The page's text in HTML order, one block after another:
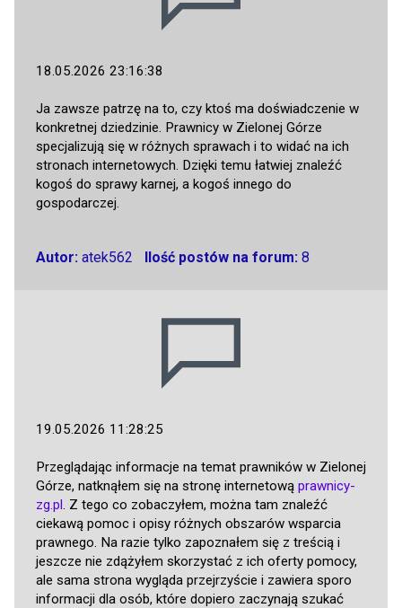
18.05.2026 23:16:38
Ja zawsze patrzę na to, czy ktoś ma doświadczenie w
konkretnej dziedzinie. Prawnicy w Zielonej Górze
specjalizują się w różnych sprawach i to widać na ich
stronach internetowych. Dzięki temu łatwiej znaleźć
kogoś do sprawy karnej, a kogoś innego do
gospodarczej.
Autor: atek562 Ilość postów na forum: 8
19.05.2026 11:28:25
Przeglądając informacje na temat prawników w Zielonej
Górze, natknąłem się na stronę internetową prawnicy-
zg.pl. Z tego co zobaczyłem, można tam znaleźć
ciekawą pomoc i opisy różnych obszarów wsparcia
prawnego. Na razie tylko zapoznałem się z treścią i
jeszcze nie zdążyłem skorzystać z ich oferty pomocy,
ale sama strona wygląda przejrzyście i zawiera sporo
informacji dla osób, które dopiero zaczynają szukać